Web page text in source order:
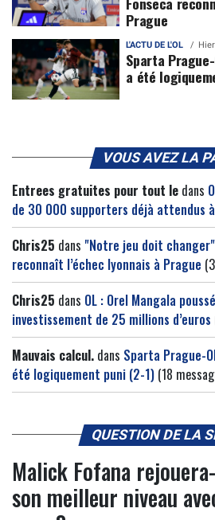
Prague
L'ACTU DE L'OL Hier
Sparta
a été
VOUS AVEZ LA
Entrees gratuites pour tout le dans
de 30 000 supporters déjà attendus
Chris25 dans "Notre jeu doit
reconnaît l’échec lyonnais à Prague
Chris25 dans OL : Orel Mangala
investissement de 25 millions d’euros
Mauvais calcul. dans Sparta Prague-
été logiquement puni (2-1) (18
QUESTION DE LA
Malick Fofana
son meilleur niveau